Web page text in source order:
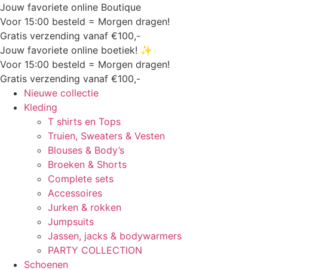
Jouw favoriete online Boutique
Voor 15:00 besteld = Morgen dragen!
Gratis verzending vanaf €100,-
Jouw favoriete online boetiek! ✨
Voor 15:00 besteld = Morgen dragen!
Gratis verzending vanaf €100,-
Nieuwe collectie
Kleding
T shirts en Tops
Truien, Sweaters & Vesten
Blouses & Body’s
Broeken & Shorts
Complete sets
Accessoires
Jurken & rokken
Jumpsuits
Jassen, jacks & bodywarmers
PARTY COLLECTION
Schoenen